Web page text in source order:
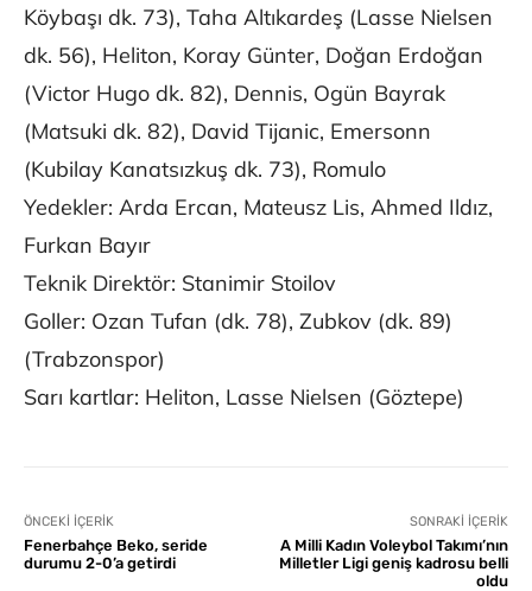
Köybaşı dk. 73), Taha Altıkardeş (Lasse Nielsen
dk. 56), Heliton, Koray Günter, Doğan Erdoğan
(Victor Hugo dk. 82), Dennis, Ogün Bayrak
(Matsuki dk. 82), David Tijanic, Emersonn
(Kubilay Kanatsızkuş dk. 73), Romulo
Yedekler: Arda Ercan, Mateusz Lis, Ahmed Ildız,
Furkan Bayır
Teknik Direktör: Stanimir Stoilov
Goller: Ozan Tufan (dk. 78), Zubkov (dk. 89)
(Trabzonspor)
Sarı kartlar: Heliton, Lasse Nielsen (Göztepe)
ÖNCEKI İÇERIK
Fenerbahçe Beko, seride
durumu 2-0’a getirdi
SONRAKI İÇERIK
A Milli Kadın Voleybol Takımı’nın
Milletler Ligi geniş kadrosu belli
oldu